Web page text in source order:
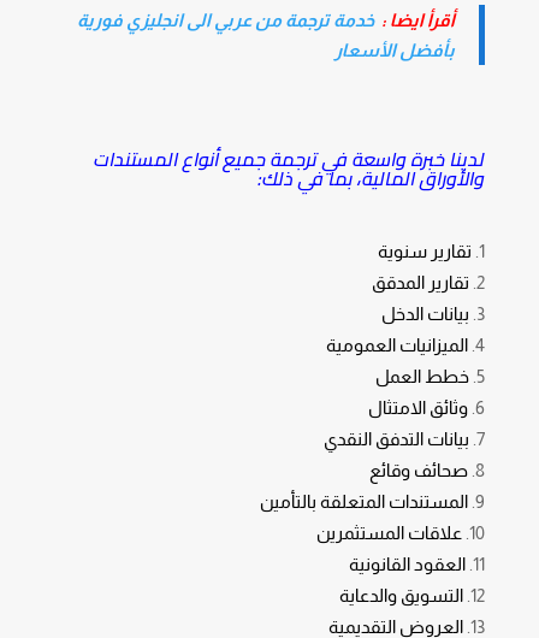
أقرأ ايضا :خدمة ترجمة من عربي الى انجليزي فورية
بأفضل الأسعار
لدينا خبرة واسعة في ترجمة جميع أنواع المستندات
والأوراق المالية، بما في ذلك:
تقارير سنوية
تقارير المدقق
بيانات الدخل
الميزانيات العمومية
خطط العمل
وثائق الامتثال
بيانات التدفق النقدي
صحائف وقائع
المستندات المتعلقة بالتأمين
علاقات المستثمرين
العقود القانونية
التسويق والدعاية
العروض التقديمية